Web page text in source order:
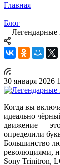
Главная
—
Блог
—Легендарные
30 января 2026
Когда вы
идеально
движение — это
определили
Большинство
революциями,
Sony Trinitron,